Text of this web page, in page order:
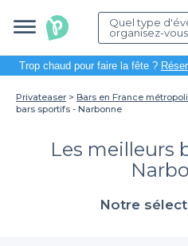
Quel type
organisez-vous
Trop chaud pour faire la fête ?
Privateaser Bars en France
bars sportifs - Narbonne
Les meilleurs
Notre